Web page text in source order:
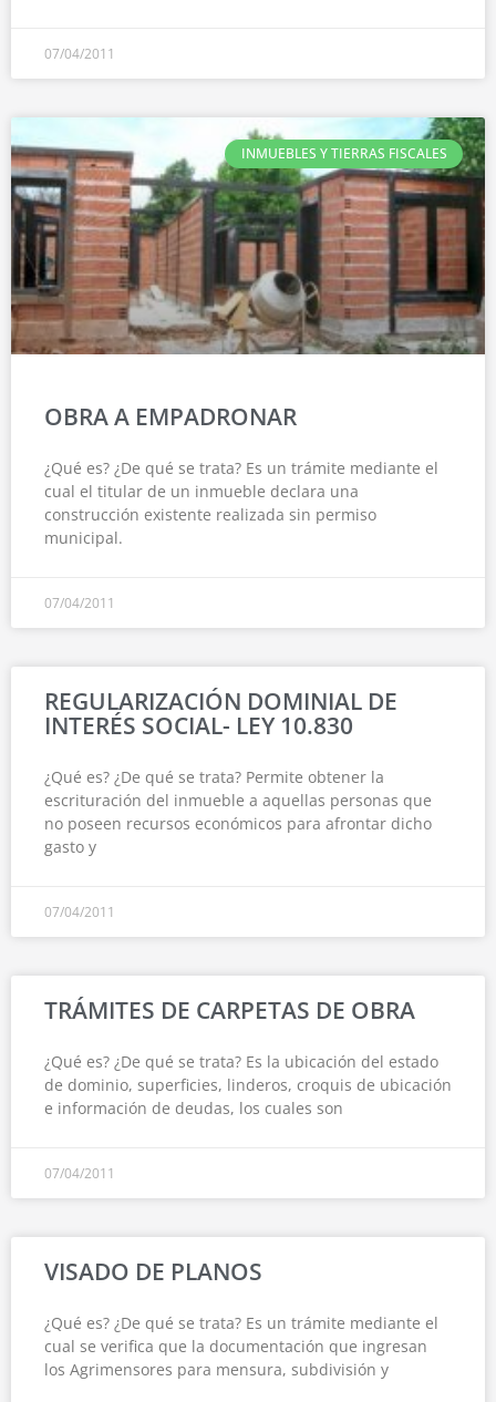
07/04/2011
INMUEBLES Y TIERRAS FISCALES
OBRA A EMPADRONAR
¿Qué es? ¿De qué se trata? Es un trámite mediante el
cual el titular de un inmueble declara una
construcción existente realizada sin permiso
municipal.
07/04/2011
REGULARIZACIÓN DOMINIAL DE
INTERÉS SOCIAL- LEY 10.830
¿Qué es? ¿De qué se trata? Permite obtener la
escrituración del inmueble a aquellas personas que
no poseen recursos económicos para afrontar dicho
gasto y
07/04/2011
TRÁMITES DE CARPETAS DE OBRA
¿Qué es? ¿De qué se trata? Es la ubicación del estado
de dominio, superficies, linderos, croquis de ubicación
e información de deudas, los cuales son
07/04/2011
VISADO DE PLANOS
¿Qué es? ¿De qué se trata? Es un trámite mediante el
cual se verifica que la documentación que ingresan
los Agrimensores para mensura, subdivisión y